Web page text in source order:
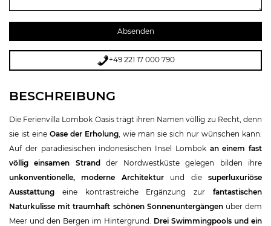
+49 221 17 000 790
BESCHREIBUNG
Die Ferienvilla Lombok Oasis trägt ihren Namen völlig zu Recht, denn
sie ist eine Oase der Erholung , wie man sie sich nur wünschen kann.
Auf der paradiesischen indonesischen Insel Lombokan einem fast
völlig einsamen Strandder Nordwestküste gelegen bilden ihre
unkonventionelle, moderne Architekturund diesuperluxuriöse
Ausstattung eine kontrastreiche Ergänzung zur fantastischen
Naturkulisse mit traumhaft schönen Sonnenuntergängenüber dem
Meer und den Bergen im Hintergrund. Drei Swimmingpools und ein